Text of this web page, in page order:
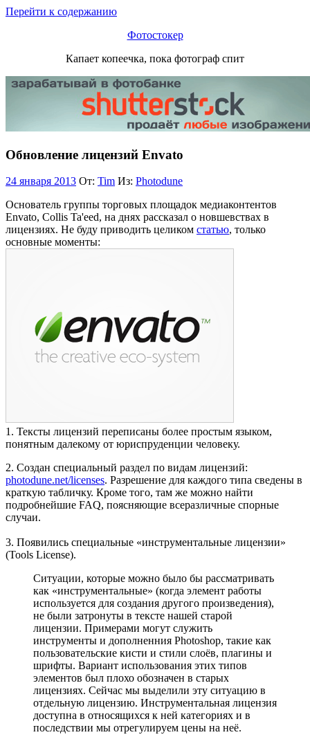
Перейти к содержанию
Фотостокер
Капает копеечка, пока фотограф спит
Обновление лицензий Envato
24 января 2013 От: Tim Из: Photodune
Основатель группы торговых площадок медиаконтентов
Envato, Collis Ta'eed, на днях рассказал о новшевствах в
лицензиях. Не буду приводить целиком статью, только
основные моменты:
1. Тексты лицензий переписаны более простым языком,
понятным далекому от юриспруденции человеку.
2. Создан специальный раздел по видам лицензий:
photodune.net/licenses. Разрешение для каждого типа сведены в
краткую табличку. Кроме того, там же можно найти
подробнейшие FAQ, поясняющие всеразличные спорные
случаи.
3. Появились специальные «инструментальные лицензии»
(Tools License).
Ситуации, которые можно было бы рассматривать
как «инструментальные» (когда элемент работы
используется для создания другого произведения),
не были затронуты в тексте нашей старой
лицензии. Примерами могут служить
инструменты и дополненния Photoshop, такие как
пользовательские кисти и стили слоёв, плагины и
шрифты. Вариант использования этих типов
элементов был плохо обозначен в старых
лицензиях. Сейчас мы выделили эту ситуацию в
отдельную лицензию. Инструментальная лицензия
доступна в относящихся к ней категориях и в
последствии мы отрегулируем цены на неё.